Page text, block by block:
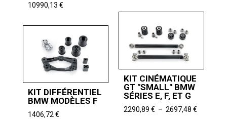
prix :
10990,13 €Plage
prix :
10712,60 €
à
10990,13 €
KIT CINÉMATIQUE
GT "SMALL" BMW
SÉRIES E, F, ET G
2290,89 € – 2697,48 €Plage
KIT DIFFÉRENTIEL
BMW MODÈLES F
1406,72 €